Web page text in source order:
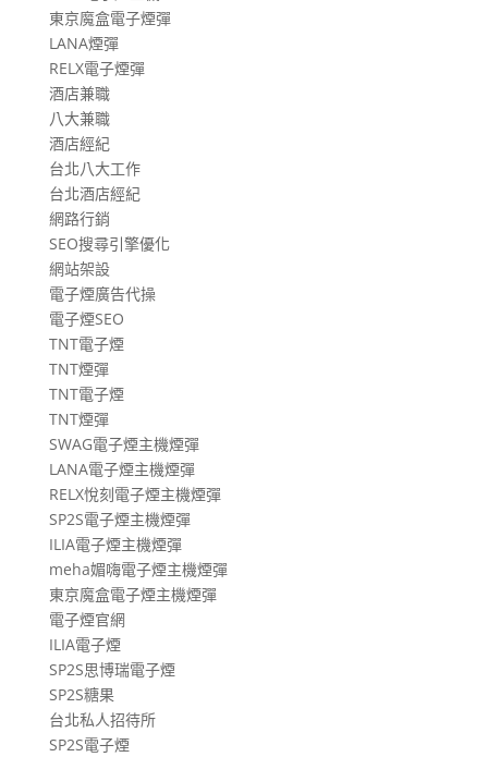
東京魔盒電子煙彈
LANA煙彈
RELX電子煙彈
酒店兼職
八大兼職
酒店經紀
台北八大工作
台北酒店經紀
網路行銷
SEO搜尋引擎優化
網站架設
電子煙廣告代操
電子煙SEO
TNT電子煙
TNT煙彈
TNT電子煙
TNT煙彈
SWAG電子煙主機煙彈
LANA電子煙主機煙彈
RELX悅刻電子煙主機煙彈
SP2S電子煙主機煙彈
ILIA電子煙主機煙彈
meha媚嗨電子煙主機煙彈
東京魔盒電子煙主機煙彈
電子煙官網
ILIA電子煙
SP2S思博瑞電子煙
SP2S糖果
台北私人招待所
SP2S電子煙